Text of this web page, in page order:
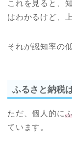
これを見ると、
はわかるけど、
それが認知率の
ふるさと納税
ただ、個人的に
ています。